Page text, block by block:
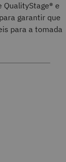
QualityStage® e
garantir que
para a tomada